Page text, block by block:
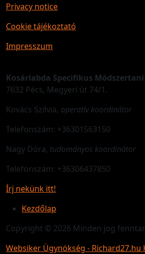
Privacy notice
Cookie tájékoztató
Impresszum
Kosárlabda Specifikus
7632 Pécs, Megyeri út 74/1.
Kovács Szilvia, operatív koordinátor
Telefonszám: +36301563150
Nagy Dóra, tudományos koordinátor
Telefonszám: +36306437850
Írj nekünk itt!
Kezdőlap
Copyright © 2026 Minden jog
Websiker Ügynökség - Richard27.hu